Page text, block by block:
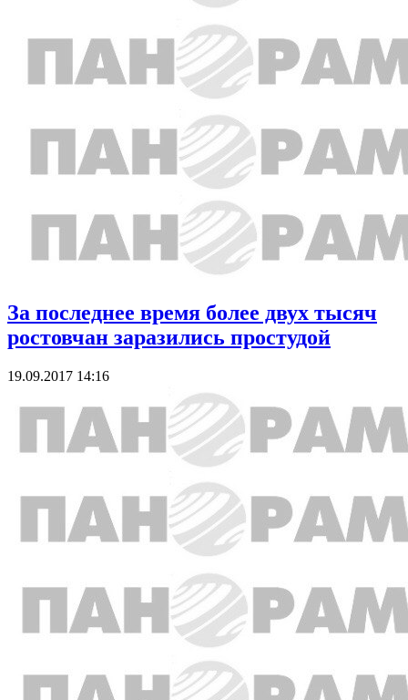
За последнее время более двух тысяч
ростовчан заразились простудой
19.09.2017 14:16